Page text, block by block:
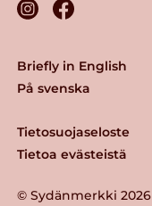
© Sydänmerkki 2026
Tietosuojaseloste
Tietoa evästeistä
Briefly in English
På svenska